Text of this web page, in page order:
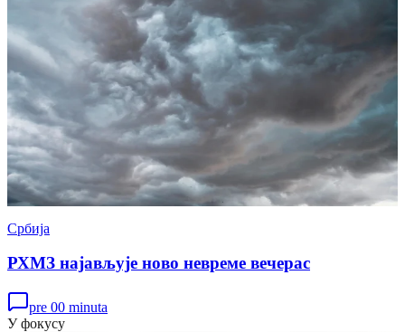
Србија
РХМЗ најављује ново невреме вечерас
pre 00 minuta
У фокусу